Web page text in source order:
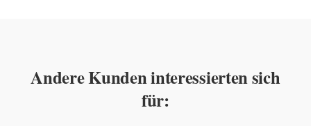
Andere Kunden interessierten sich
für: